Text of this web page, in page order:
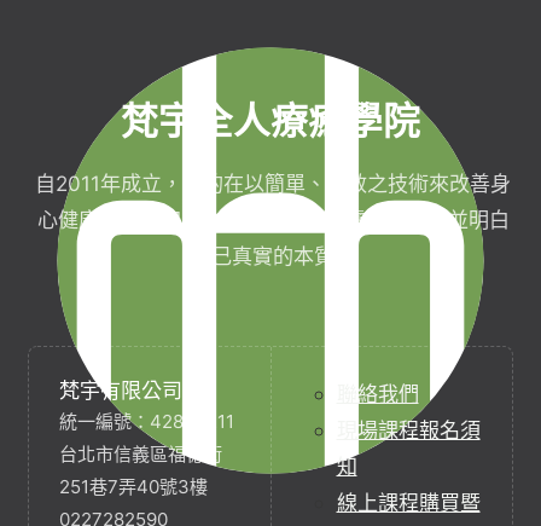
梵宇全人療癒學院
自2011年成立，目的在以簡單、有效之技術來改善身
心健康，協助完成生命目標與實現靈性生活，並明白
自己真實的本質。
梵宇有限公司
統一編號：42854211
台北市信義區福德街
251巷7弄40號3樓
0227282590
聯絡我們
現場課程報名須
知
線上課程購買暨